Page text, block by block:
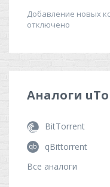
Аналоги
BitTorrent
qBittorrent
Все аналоги